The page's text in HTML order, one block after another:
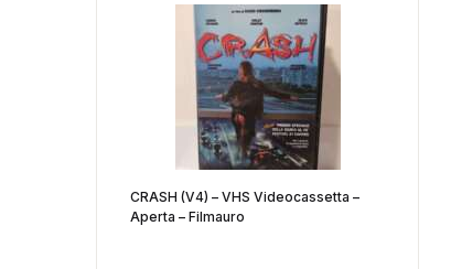
CRASH (V4) – VHS Videocassetta –
Aperta – Filmauro